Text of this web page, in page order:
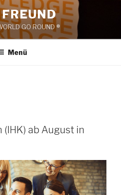
GO ROUND ®
Menü
ab August in